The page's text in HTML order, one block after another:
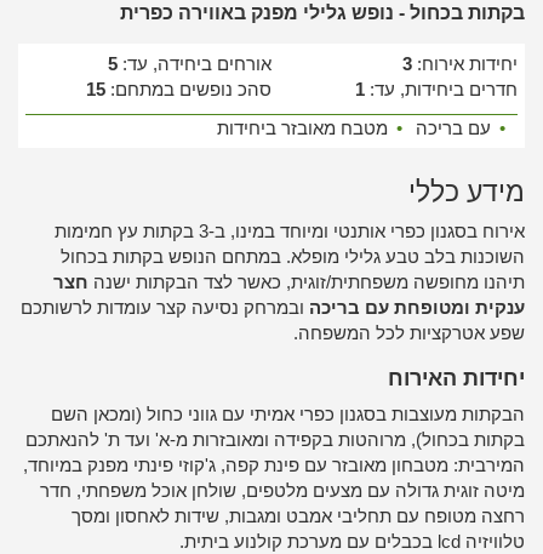
בקתות בכחול - נופש גלילי מפנק באווירה כפרית
יחידות אירוח: 3 אורחים ביחידה, עד: 5
חדרים ביחידות, עד: 1 סהכ נופשים במתחם: 15
• עם בריכה • מטבח מאובזר ביחידות
מידע כללי
אירוח בסגנון כפרי אותנטי ומיוחד במינו, ב-3 בקתות עץ חמימות
השוכנות בלב טבע גלילי מופלא. במתחם הנופש בקתות בכחול
תיהנו מחופשה משפחתית/זוגית, כאשר לצד הבקתות ישנה חצר
ענקית ומטופחת עם בריכה ובמרחק נסיעה קצר עומדות לרשותכם
שפע אטרקציות לכל המשפחה.
יחידות האירוח
הבקתות מעוצבות בסגנון כפרי אמיתי עם גווני כחול (ומכאן השם
בקתות בכחול), מרוהטות בקפידה ומאובזרות מ-א' ועד ת' להנאתכם
המירבית: מטבחון מאובזר עם פינת קפה, ג'קוזי פינתי מפנק במיוחד,
מיטה זוגית גדולה עם מצעים מלטפים, שולחן אוכל משפחתי, חדר
רחצה מטופח עם תחליבי אמבט ומגבות, שידות לאחסון ומסך
טלוויזיה lcd בכבלים עם מערכת קולנוע ביתית.